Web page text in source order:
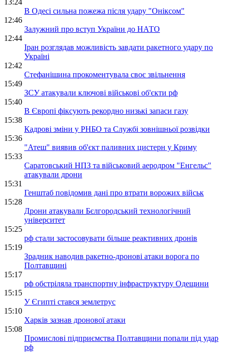
13:24
В Одесі сильна пожежа після удару "Оніксом"
12:46
Залужний про вступ України до НАТО
12:44
Іран розглядав можливість завдати ракетного удару по
Україні
12:42
Стефанішина прокоментувала своє звільнення
15:49
ЗСУ атакували ключові військові об'єкти рф
15:40
В Європі фіксують рекордно низькі запаси газу
15:38
Кадрові зміни у РНБО та Службі зовнішньої розвідки
15:36
"Атеш" виявив об'єкт паливних цистерн у Криму
15:33
Саратовський НПЗ та військовий аеродром "Енгельс"
атакували дрони
15:31
Генштаб повідомив дані про втрати ворожих військ
15:28
Дрони атакували Бєлгородський технологічний
університет
15:25
рф стали застосовувати більше реактивних дронів
15:19
Зрадник наводив ракетно-дронові атаки ворога по
Полтавщині
15:17
рф обстріляла транспортну інфраструктуру Одещини
15:15
У Єгипті стався землетрус
15:10
Харків зазнав дронової атаки
15:08
Промислові підприємства Полтавщини попали під удар
рф